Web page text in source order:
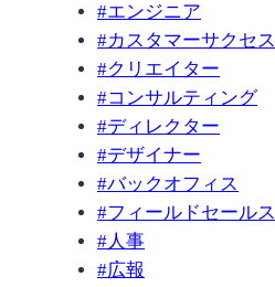
#エンジニア
#カスタマーサクセス
#クリエイター
#コンサルティング
#ディレクター
#デザイナー
#バックオフィス
#フィールドセールス
#人事
#広報